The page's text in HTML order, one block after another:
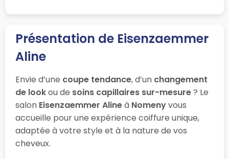
Présentation de Eisenzaemmer
Aline
Envie d’une coupe tendance, d’un changement
de lookou de soins capillaires sur-mesure? Le
salon Eisenzaemmer Alineà Nomenyvous
accueille pour une expérience coiffure unique,
adaptée à votre style et à la nature de vos
cheveux.